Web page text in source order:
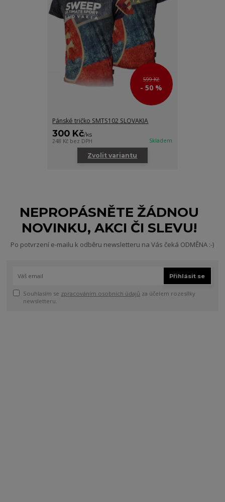
599 Kč
- 50 %
Pánské tričko SMTS102 SLOVAKIA
300 Kč/ks
248 Kč bez DPH Skladem
Zvolit variantu
NEPROPÁSNĚTE ŽÁDNOU
NOVINKU, AKCI ČI SLEVU!
Po potvrzení e-mailu k odběru newsletteru na Vás čeká ODMĚNA :-)
Přihlásit se
Souhlasím se zpracováním osobních údajů za účelem rozesílky
newsletteru.